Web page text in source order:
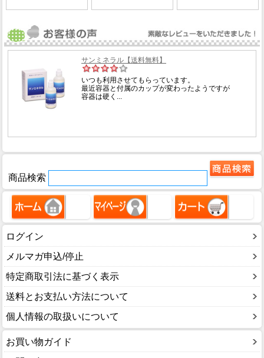
商品検索
ログイン
メルマガ申込/停止
特定商取引法に基づく表示
送料とお支払い方法について
個人情報の取扱いについて
お買い物ガイド